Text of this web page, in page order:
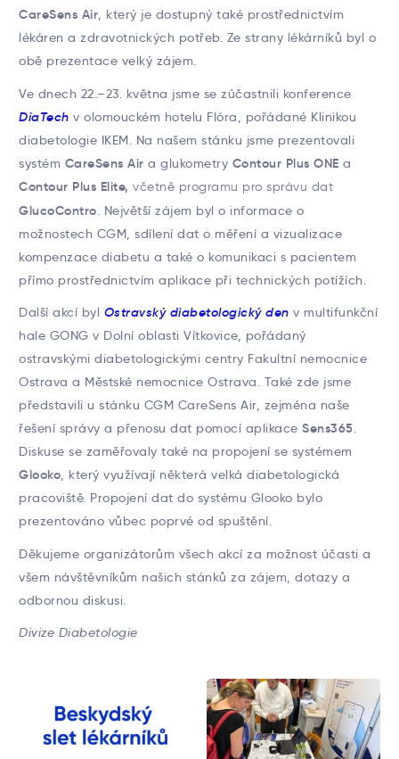
CareSens Air, který je dostupný také prostřednictvím
lékáren a zdravotnických potřeb. Ze strany lékárníků byl o
obě prezentace velký zájem.
Ve dnech 22.–23. května jsme se zúčastnili konference
DiaTech v olomouckém hotelu Flóra, pořádané Klinikou
diabetologie IKEM. Na našem stánku jsme prezentovali
systém CareSens Air a glukometry Contour Plus ONE a
Contour Plus Elite, včetně programu pro správu dat
GlucoContro . Největší zájem byl o informace o
možnostech CGM, sdílení dat o měření a vizualizace
kompenzace diabetu a také o komunikaci s pacientem
přímo prostřednictvím aplikace při technických potížích.
Další akcí byl Ostravský diabetologický den v multifunkční
hale GONG v Dolní oblasti Vítkovice, pořádaný
ostravskými diabetologickými centry Fakultní nemocnice
Ostrava a Městské nemocnice Ostrava. Také zde jsme
představili u stánku CGM CareSens Air, zejména naše
řešení správy a přenosu dat pomocí aplikace Sens365.
Diskuse se zaměřovaly také na propojení se systémem
Glooko, který využívají některá velká diabetologická
pracoviště. Propojení dat do systému Glooko bylo
prezentováno vůbec poprvé od spuštění.
Děkujeme organizátorům všech akcí za možnost účasti a
všem návštěvníkům našich stánků za zájem, dotazy a
odbornou diskusi.
Divize Diabetologie